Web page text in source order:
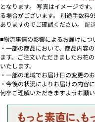
となります。 写真はイメージです
る場合がございます。 別途手数料
ありますのでご確認ください。 配
■物流事情の影響によるお届けにつ
・一部の商品において、商品内容
ます。ご注文いただきましたお花
いたします。
・一部の地域でお届け日の変更の
・今後の状況によりお届けの内容
何卒ご理解いただきますようお願い